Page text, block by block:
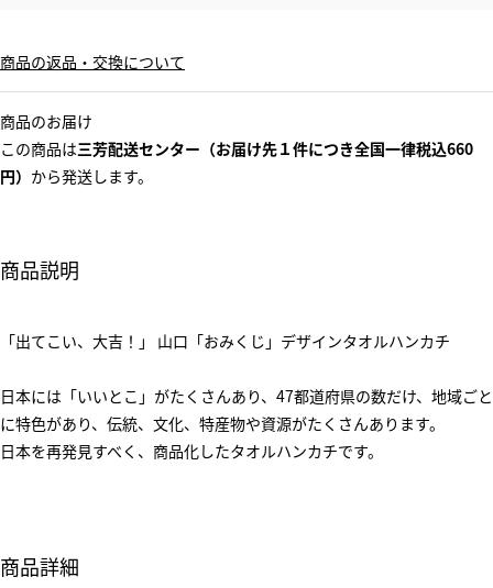
商品の返品・交換について
商品のお届け
この商品は三芳配送センター（お届け先１件につき全国一律税込660
円） から発送します。
商品説明
「出てこい、大吉！」 山口「おみくじ」デザインタオルハンカチ
日本には「いいとこ」がたくさんあり、47都道府県の数だけ、地域ごと
に特色があり、伝統、文化、特産物や資源がたくさんあります。
日本を再発見すべく、商品化したタオルハンカチです。
商品詳細